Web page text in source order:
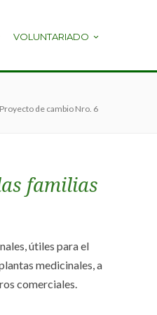
VOLUNTARIADO
Proyecto de cambio Nro. 6
familias
útiles para el
medicinales, a
comerciales.